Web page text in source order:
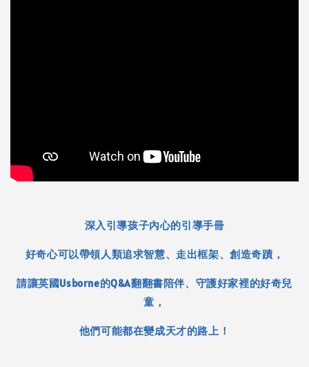
深入引導孩子內心的引導手冊
好奇心可以帶領人類追求智慧、走出框架、創造奇蹟，
請讓英國Usborne的Q&A翻翻書陪伴、守護好家裡的好奇兒
童，
他們可能都在變成天才的路上！